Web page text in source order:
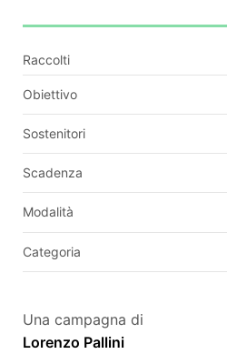
Raccolti
Obiettivo
Sostenitori
Scadenza
Modalità
Categoria
Una campagna di
Lorenzo Pallini